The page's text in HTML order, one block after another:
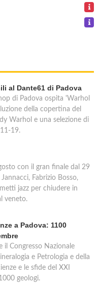
al Dante61 di Padova
di Padova ospita 'Warhol
della copertina del
Warhol e una selezione di
19.
con il gran finale dal 29
Fabrizio Bosso,
jazz per chiudere in
veneto.
a Padova: 1100
il Congresso Nazionale
e Petrologia e della
e le sfide del XXI
geologi.